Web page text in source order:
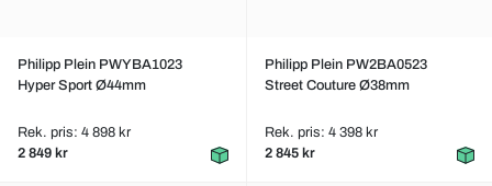
Philipp Plein PWYBA1023
Hyper Sport Ø44mm
Rek. pris: 4 898 kr
2 849 kr
Philipp Plein PW2BA0523
Street Couture Ø38mm
Rek. pris: 4 398 kr
2 845 kr